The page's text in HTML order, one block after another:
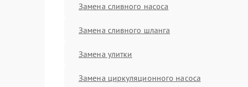
Замена сливного насоса
Замена сливного шланга
Замена улитки
Замена циркуляционного насоса